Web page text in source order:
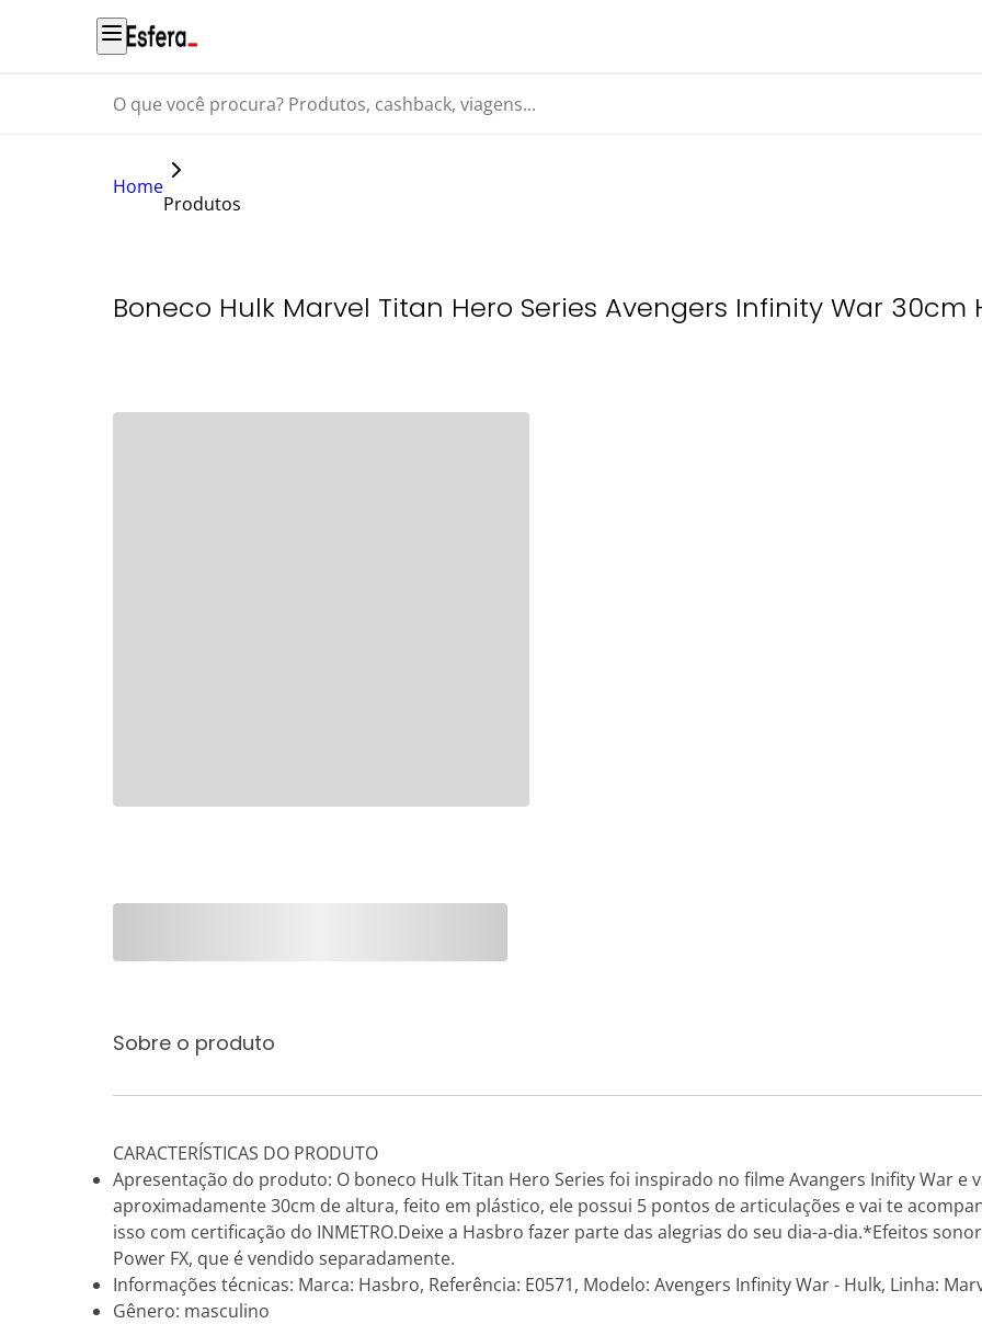
O que você procura? Produtos, cashback, viagens...
Home
Produtos
Boneco Hulk Marvel Titan Hero Series Avengers Infinity War 30cm
Sobre o produto
CARACTERÍSTICAS DO PRODUTO
Apresentação do produto: O boneco Hulk Titan Hero Series foi inspirado no filme Avangers Inifity War e
aproximadamente 30cm de altura, feito em plástico, ele possui 5 pontos de articulações e vai te
isso com certificação do INMETRO.Deixe a Hasbro fazer parte das alegrias do seu dia-a-dia.*Efeitos
Power FX, que é vendido separadamente.
Informações técnicas: Marca: Hasbro, Referência: E0571, Modelo: Avengers Infinity War - Hulk, Linha:
Gênero: masculino